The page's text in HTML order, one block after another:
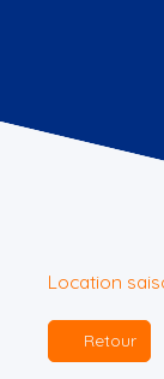
Location
Retour